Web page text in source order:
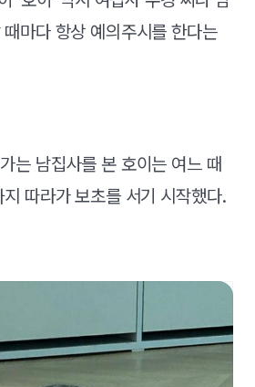
마다 항상 예의주시를 한다는
는 남집사를 본 호이는 여느 때
따라가 보초를 서기 시작했다.